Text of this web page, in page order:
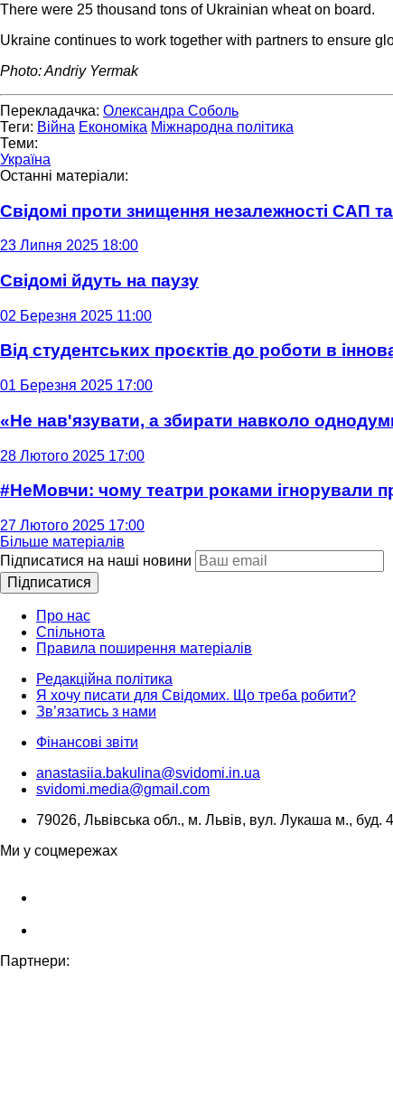
There were 25 thousand tons of Ukrainian wheat on board.
Ukraine continues to work together with partners to ensure
Photo: Andriy Yermak
Перекладачка: Олександра Соболь
Теги: Війна Економіка Міжнародна політика
Теми:
Україна
Останні матеріали:
Свідомі проти знищення незалежності САП
23 Липня 2025 18:00
Свідомі йдуть на паузу
02 Березня 2025 11:00
Від студентських проєктів до роботи в
01 Березня 2025 17:00
«Не нав'язувати, а збирати навколо
28 Лютого 2025 17:00
#НеМовчи: чому театри роками ігнорували
27 Лютого 2025 17:00
Більше матеріалів
Підписатися на наші новини
Підписатися
Про нас
Спільнота
Правила поширення матеріалів
Редакційна політика
Я хочу писати для Свідомих. Що треба робити?
Зв’язатись з нами
Фінансові звіти
anastasiia.bakulina@svidomi.in.ua
svidomi.media@gmail.com
79026, Львівська обл., м. Львів, вул. Лукаша м., буд.
Ми у соцмережах
Партнери: